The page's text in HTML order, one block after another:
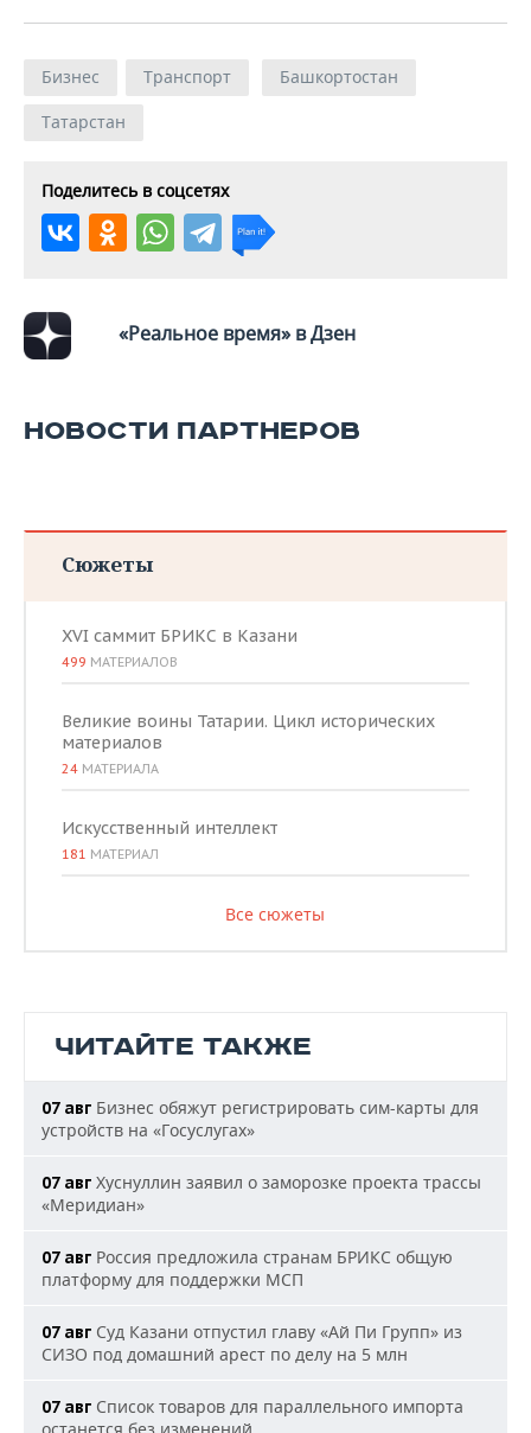
ВОЛЕЙБОЛ
ФИГУРНОЕ КАТАНИЕ
ХОККЕЙ С МЯЧОМ
ИСТОРИЯ
МЕДИЦИНА
ПРОИСШЕСТВИЯ
СПИСОК ПЕРСОН
ПОЛНАЯ ВЕРСИЯ
Бизнес Транспорт
Башкортостан
Татарстан
Поделитесь в соцсетях
«Реальное время» в Дзен
НОВОСТИ ПАРТНЕРОВ
Сюжеты
XVI саммит БРИКС в Казани
499 МАТЕРИАЛОВ
Великие воины Татарии. Цикл исторических
материалов
24 МАТЕРИАЛА
Искусственный интеллект
181 МАТЕРИАЛ
Все сюжеты
ЧИТАЙТЕ ТАКЖЕ
07 авг Бизнес обяжут регистрировать сим-карты для
устройств на «Госуслугах»
07 авг Хуснуллин заявил о заморозке проекта трассы
«Меридиан»
07 авг Россия предложила странам БРИКС общую
платформу для поддержки МСП
07 авг Суд Казани отпустил главу «Ай Пи Групп» из
СИЗО под домашний арест по делу на 5 млн
07 авг Список товаров для параллельного импорта